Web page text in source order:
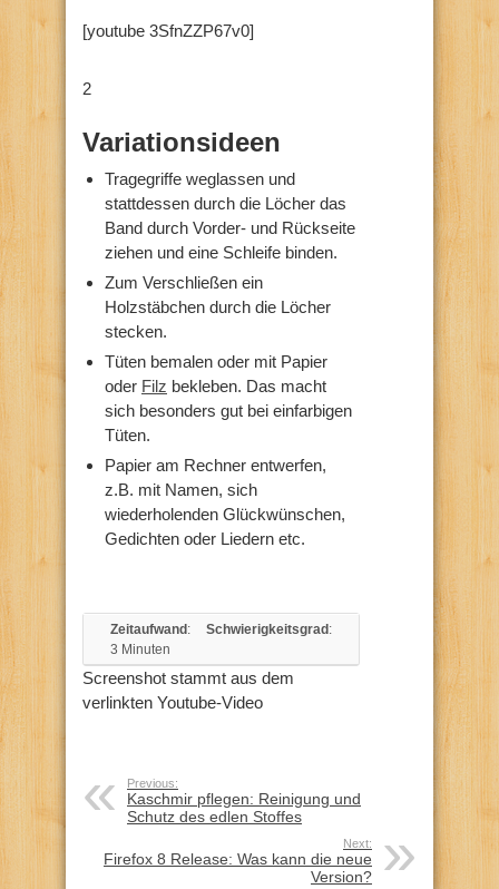
[youtube 3SfnZZP67v0]
2
Variationsideen
Tragegriffe weglassen und
stattdessen durch die Löcher das
Band durch Vorder- und Rückseite
ziehen und eine Schleife binden.
Zum Verschließen ein
Holzstäbchen durch die Löcher
stecken.
Tüten bemalen oder mit Papier
oder Filz bekleben. Das macht
sich besonders gut bei einfarbigen
Tüten.
Papier am Rechner entwerfen,
z.B. mit Namen, sich
wiederholenden Glückwünschen,
Gedichten oder Liedern etc.
Zeitaufwand:
3 Minuten
Schwierigkeitsgrad:
Screenshot stammt aus dem
verlinkten Youtube-Video
Previous:
Kaschmir pflegen: Reinigung und
Schutz des edlen Stoffes
Next:
Firefox 8 Release: Was kann die neue
Version?